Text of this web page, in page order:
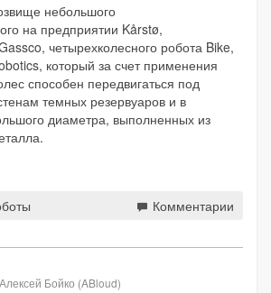
небольшого
на предприятии Kårstø,
четырехколесного робота Bike,
который за счет применения
способен передвигаться под
темных резервуаров и в
диаметра, выполненных из
Комментарии
Алексей Бойко (ABloud)